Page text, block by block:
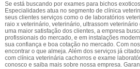
Se está buscando por exames para bichos
Especialidades atua no segmento de clínica
seus clientes serviços como o de laboratórios
raio x veterinário, veterinário, ultrassom
uma maior satisfação dos clientes, a empresa
profissionais do mercado, e em instalações
sua confiança e boa cotação no mercado. Com
encontrar o que almeja. Além dos serviços já
com clínica veterinária cachorros e exame
conosco e saiba mais sobre nossa empresa.